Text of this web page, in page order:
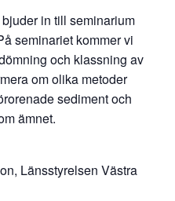
in till seminarium
seminariet kommer vi
och klassning av
om olika metoder
sediment och
ämnet.
Länsstyrelsen Västra